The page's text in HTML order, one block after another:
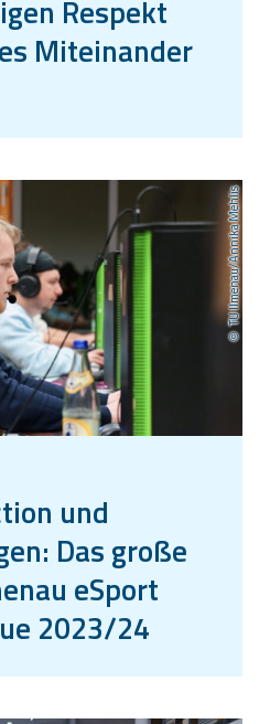
Respekt
Miteinander
TU Ilmenau/Annika Mehlis
und
Das große
eSport
2023/24